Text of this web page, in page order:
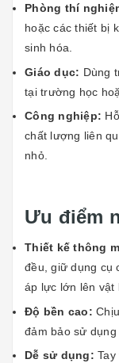
Phòng thí
hoặc các thiết bị
sinh hóa.
Giáo dục: Dùng
tại trường học
Công nghiệp:
chất lượng liên
nhỏ.
Ưu điểm
Thiết kế thông
đều, giữ dụng cụ
áp lực lớn lên vật
Độ bền cao:
đảm bảo sử dụng
Dễ sử dụng: